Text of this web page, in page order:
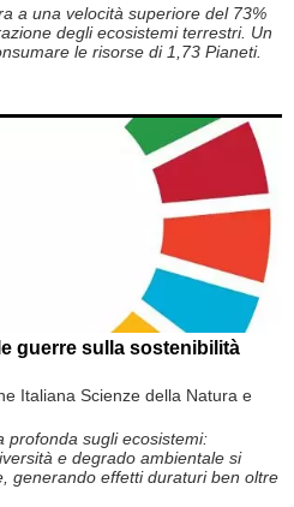
a una velocità superiore del 73%
degli ecosistemi terrestri. Un
le risorse di 1,73 Pianeti.
guerre sulla sostenibilità
Italiana Scienze della Natura e
profonda sugli ecosistemi:
e degrado ambientale si
generando effetti duraturi ben oltre